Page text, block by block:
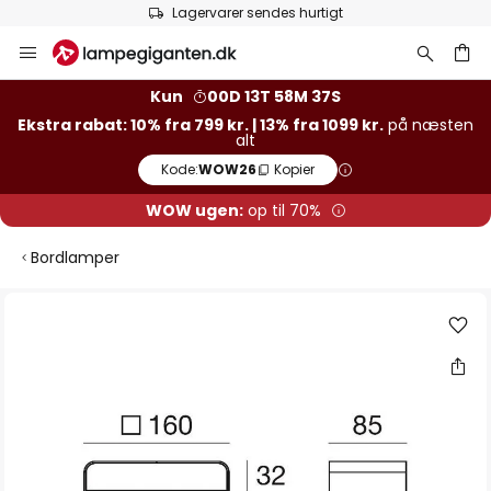
Lagervarer sendes hurtigt
to
Kun
00D 13T 58M 36S
Ekstra rabat: 10% fra 799 kr. | 13% fra 1099 kr. på næsten
alt
Kode:WOW26 Kopier
WOW ugen:op til 70%
Bordlamper